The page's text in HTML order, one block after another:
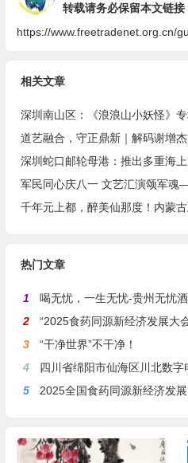
转载请务必保留本文链接
https://www.freetradenet.org.cn/
相关文章
深圳南山区：《浪浪山小妖怪》
道艺融合，守正鼎新｜解码谢增
深圳蛇口邮轮母港：推出多重海
热门文章
1
喝无忧，一生无忧-贵州无忧
2
“2025食药同源新经济发展大会暨
3
“干净世界”不干净！
4
四川省绵阳市仙海区川北数字电商孵化基
5
2025全国食药同源新经济发